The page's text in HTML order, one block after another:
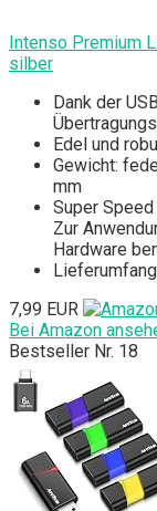
Intenso Premium
silber
Dank der
Edel und
Gewicht:
mm
Super
Zur
Hardware
7,99 EUR
Bei Amazon
Bestseller Nr. 18